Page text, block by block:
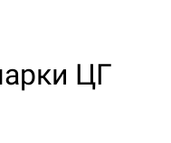
ЦГ